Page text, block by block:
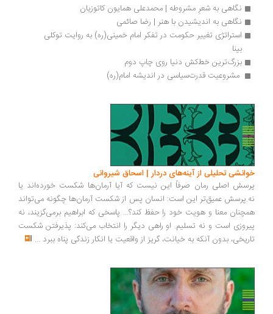
نگاهی به شعرِ مشروطه | محمدعلی همایون کاتوزیان
نگاهی به اندیشیدن با هنر | رضا صائمی
استراتژی تغییر حکومت در تفکر امام خمینی(ره) به روایت توکلی
بزرگ‌ترین خط‌کش دنیا روی چاپ دوم
مشروعیت قدرت‌سیاسی در اندیشه امام‌(ره)
تحلیلی از آینه‌های دردار | اسحاق شیروانی
اصلی رمان صرفاً این نیست که آیا آرمان‌ها شکست خورده‌اند یا
عمیق‌تر این است: انسان پس از شکست آرمان‌ها چگونه می‌تواند
معنا و هویت خود را حفظ کند؟... پاسخی که ابراهیم برمی‌گزیند، نه
است و نه تسلیم. او راهی دیگر را انتخاب می‌کند: پذیرفتن شکست
بدون آنکه به خیانت، گریز از واقعیت یا انکار زندگی پناه ببرد...